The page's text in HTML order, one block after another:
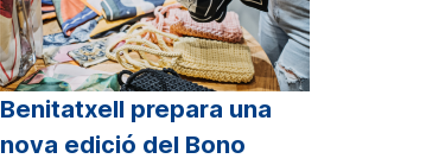
Benitatxell prepara una
nova edició del Bono